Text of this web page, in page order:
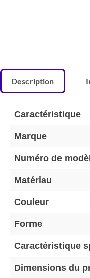
Description
Caractéristique
Marque
Numéro de
Matériau
Couleur
Forme
Caractéristique
Dimensions du